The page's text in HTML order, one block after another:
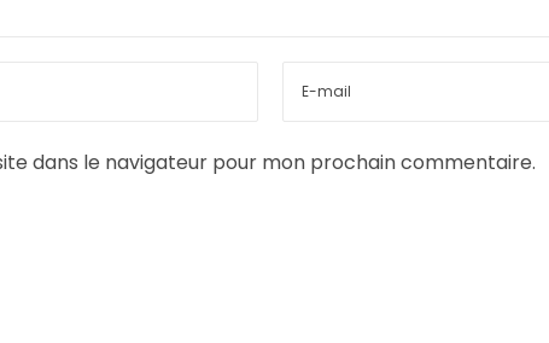
dans le navigateur pour mon prochain commentaire.